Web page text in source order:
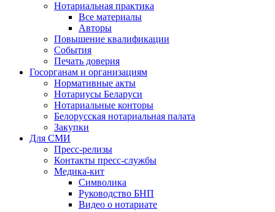
Нотариальная практика
Все материалы
Авторы
Повышение квалификации
События
Печать доверия
Госорганам и организациям
Нормативные акты
Нотариусы Беларуси
Нотариальные конторы
Белорусская нотариальная палата
Закупки
Для СМИ
Пресс-релизы
Контакты пресс-службы
Медика-кит
Символика
Руководство БНП
Видео о нотариате